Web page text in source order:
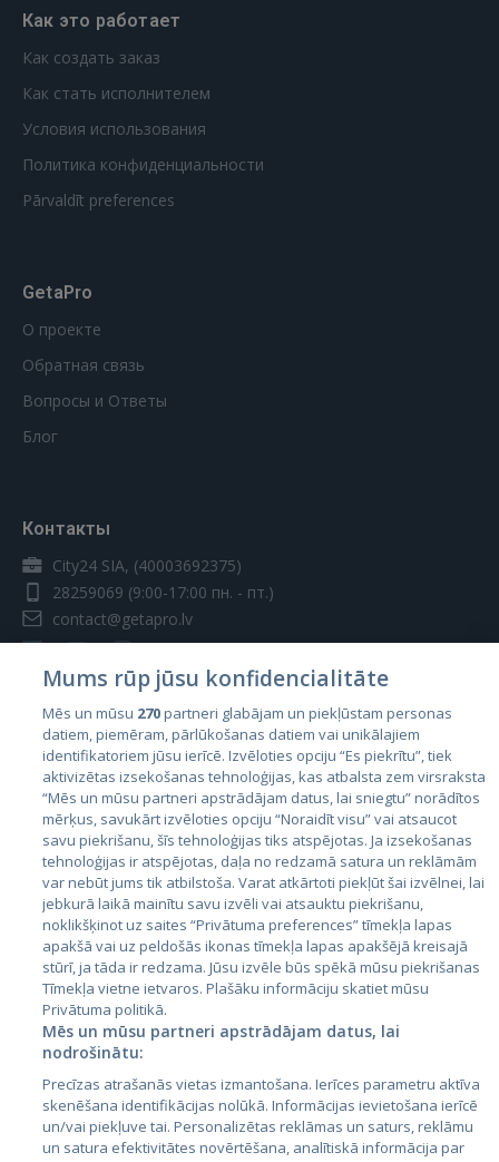
Как это работает
Как создать заказ
Как стать исполнителем
Условия использования
Политика конфиденциальности
Pārvaldīt preferences
GetaPro
О проекте
Обратная связь
Вопросы и Ответы
Блог
Контакты
City24 SIA, (40003692375)
28259069 (9:00-17:00 пн. - пт.)
contact@getapro.lv
Страны
Эстония
Латвия
Литва
City24.lv
City24.ee
GetaPro.lv
GetaPro.ee
Kainos.lt
Paslaugos.lt
auto24.ee
Mums rūp jūsu konfidencialitāte
Mēs un mūsu 270partneri glabājam un piekļūstam personas
datiem, piemēram, pārlūkošanas datiem vai unikālajiem
identifikatoriem jūsu ierīcē. Izvēloties opciju “Es piekrītu”, tiek
aktivizētas izsekošanas tehnoloģijas, kas atbalsta zem virsraksta
“Mēs un mūsu partneri apstrādājam datus, lai sniegtu” norādītos
mērķus, savukārt izvēloties opciju “Noraidīt visu” vai atsaucot
savu piekrišanu, šīs tehnoloģijas tiks atspējotas. Ja izsekošanas
tehnoloģijas ir atspējotas, daļa no redzamā satura un reklāmām
var nebūt jums tik atbilstoša. Varat atkārtoti piekļūt šai izvēlnei, lai
jebkurā laikā mainītu savu izvēli vai atsauktu piekrišanu,
noklikšķinot uz saites “Privātuma preferences” tīmekļa lapas
apakšā vai uz peldošās ikonas tīmekļa lapas apakšējā kreisajā
stūrī, ja tāda ir redzama. Jūsu izvēle būs spēkā mūsu piekrišanas
Tīmekļa vietne ietvaros. Plašāku informāciju skatiet mūsu
Privātuma politikā.
Mēs un mūsu partneri apstrādājam datus, lai
nodrošinātu:
Precīzas atrašanās vietas izmantošana. Ierīces parametru aktīva
skenēšana identifikācijas nolūkā. Informācijas ievietošana ierīcē
un/vai piekļuve tai. Personalizētas reklāmas un saturs, reklāmu
un satura efektivitātes novērtēšana, analītiskā informācija par